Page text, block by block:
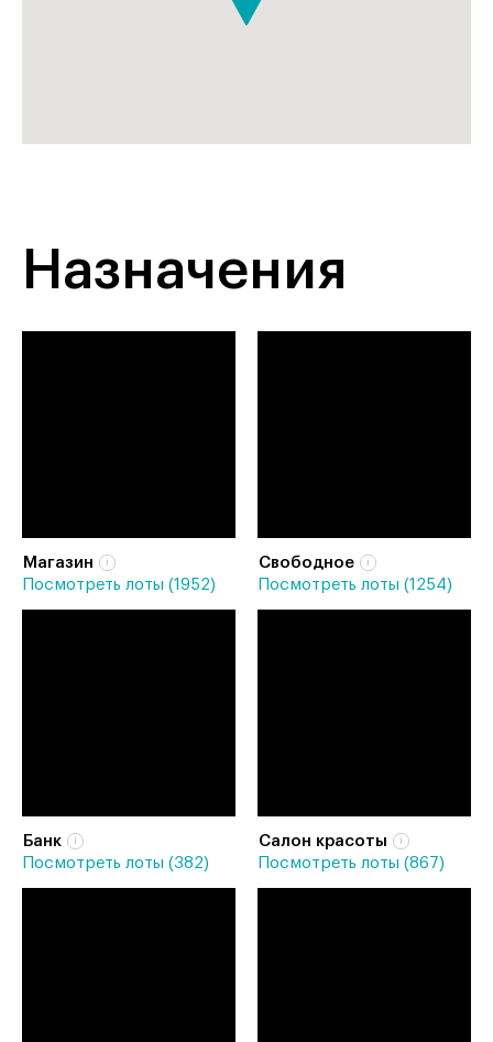
Назначения
Магазин
Посмотреть лоты (1952)
Свободное
Посмотреть лоты (1254)
Банк
Посмотреть лоты (382)
Салон красоты
Посмотреть лоты (867)